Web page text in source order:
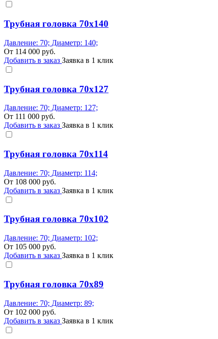
Трубная головка 70x140
Давление: 70; Диаметр: 140;
От 114 000 руб.
Добавить в заказ Заявка в 1 клик
Трубная головка 70x127
Давление: 70; Диаметр: 127;
От 111 000 руб.
Добавить в заказ Заявка в 1 клик
Трубная головка 70x114
Давление: 70; Диаметр: 114;
От 108 000 руб.
Добавить в заказ Заявка в 1 клик
Трубная головка 70x102
Давление: 70; Диаметр: 102;
От 105 000 руб.
Добавить в заказ Заявка в 1 клик
Трубная головка 70x89
Давление: 70; Диаметр: 89;
От 102 000 руб.
Добавить в заказ Заявка в 1 клик